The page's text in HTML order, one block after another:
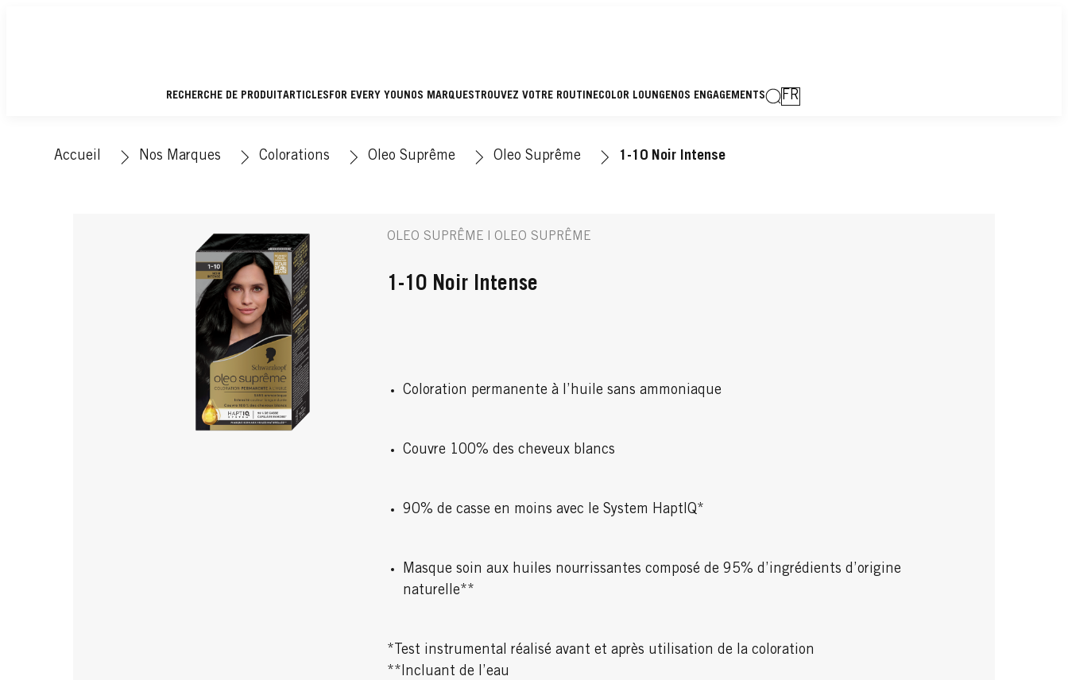
RECHERCHE DE PRODUIT ARTICLESFOR EVERY YOUNOS MARQUES TROUVEZ VOTRE ROUTINECOLOR LOUNGENOS ENGAGEMENTS FR
Accueil Nos Marques Colorations Oleo Suprême Oleo Suprême 1-10 Noir Intense
OLEO SUPRÊME | OLEO SUPRÊME
1-10 Noir Intense
Coloration permanente à l’huile sans ammoniaque
Couvre 100% des cheveux blancs
90% de casse en moins avec le System HaptIQ*
Masque soin aux huiles nourrissantes composé de 95% d’ingrédients d’origine
naturelle**
*Test instrumental réalisé avant et après utilisation de la coloration
**Incluant de l’eau